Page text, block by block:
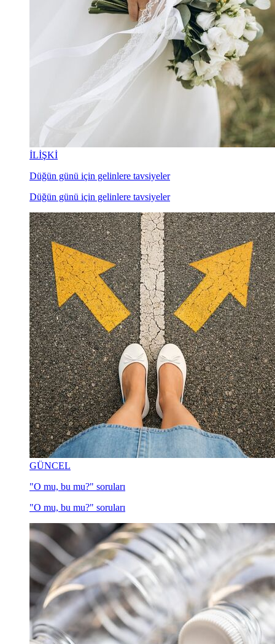
İLİŞKİ
Düğün günü için gelinlere tavsiyeler
Düğün günü için gelinlere tavsiyeler
GÜNCEL
"O mu, bu mu?" soruları
"O mu, bu mu?" soruları